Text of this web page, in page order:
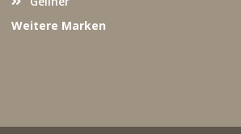
Weitere Marken